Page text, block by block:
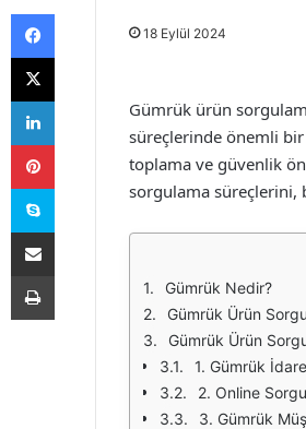
18 Eylül 2024
Gümrük ürün
süreçlerinde önemli
toplama ve güvenlik
sorgulama süreçlerini,
Gümrük Nedir?
Gümrük Ürün
Gümrük Ürün
1. Gümrük
2. Online
3. Gümrük
Facebook
X
LinkedIn
Pinterest
Skype
E-Posta ile paylaş